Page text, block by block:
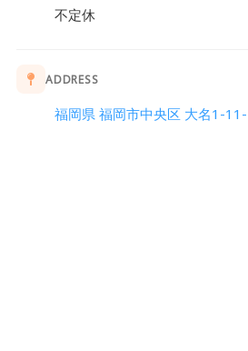
不定休
ADDRESS
福岡県 福岡市中央区 大名1-